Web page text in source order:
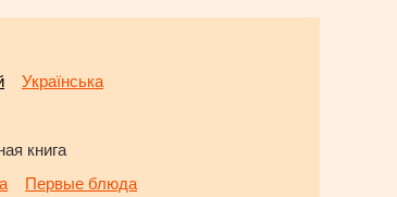
Українська
книга
Первые блюда